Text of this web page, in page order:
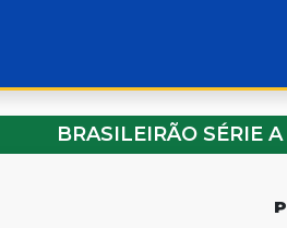
BRASILEIRÃO SÉRIE A
P